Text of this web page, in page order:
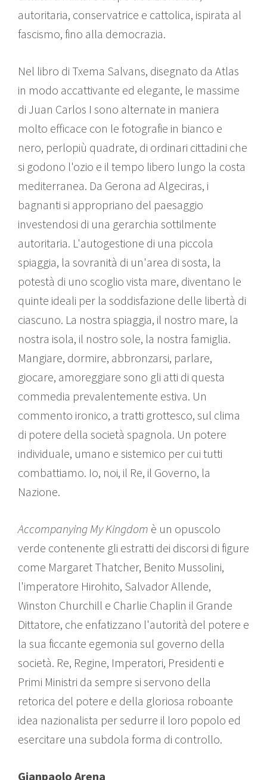
autoritaria, conservatrice e cattolica, ispirata al
fascismo, fino alla democrazia.
Nel libro di Txema Salvans, disegnato da Atlas
in modo accattivante ed elegante, le massime
di Juan Carlos I sono alternate in maniera
molto efficace con le fotografie in bianco e
nero, perlopiù quadrate, di ordinari cittadini che
si godono l'ozio e il tempo libero lungo la costa
mediterranea. Da Gerona ad Algeciras, i
bagnanti si appropriano del paesaggio
investendosi di una gerarchia sottilmente
autoritaria. L'autogestione di una piccola
spiaggia, la sovranità di un'area di sosta, la
potestà di uno scoglio vista mare, diventano le
quinte ideali per la soddisfazione delle libertà di
ciascuno. La nostra spiaggia, il nostro mare, la
nostra isola, il nostro sole, la nostra famiglia.
Mangiare, dormire, abbronzarsi, parlare,
giocare, amoreggiare sono gli atti di questa
commedia prevalentemente estiva. Un
commento ironico, a tratti grottesco, sul clima
di potere della società spagnola. Un potere
individuale, umano e sistemico per cui tutti
combattiamo. Io, noi, il Re, il Governo, la
Nazione.
Accompanying My Kingdom è un opuscolo
verde contenente gli estratti dei discorsi di figure
come Margaret Thatcher, Benito Mussolini,
l'imperatore Hirohito, Salvador Allende,
Winston Churchill e Charlie Chaplin il Grande
Dittatore, che enfatizzano l'autorità del potere e
la sua ficcante egemonia sul governo della
società. Re, Regine, Imperatori, Presidenti e
Primi Ministri da sempre si servono della
retorica del potere e della gloriosa roboante
idea nazionalista per sedurre il loro popolo ed
esercitare una subdola forma di controllo.
Gianpaolo Arena